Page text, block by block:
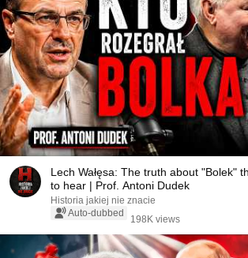
Lech Wałęsa: The truth about "Bolek"
to hear | Prof. Antoni Dudek
Historia jakiej nie znacie
Auto-dubbed
198K views